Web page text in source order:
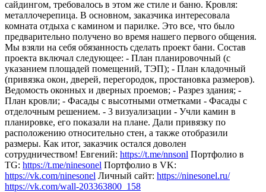
сайдингом, требовалось в этом же стиле и баню. Кровля:
металлочерепица. В основном, заказчика интересовала
комната отдыха с камином и парилке. Это все, что было
предварительно получено во время нашего первого общения.
Мы взяли на себя обязанность сделать проект бани. Состав
проекта включал следующее: - План планировочный (с
указанием площадей помещений, ТЭП); - План кладочный
(привязка окон, дверей, перегородок, простановка размеров).
Ведомость оконных и дверных проемов; - Разрез здания; -
План кровли; - Фасады с высотными отметками - Фасады с
отделочным решением. - 3 визуализации - Учли камин в
планировке, его показали на плане. Дали привязку по
расположению относительно стен, а также отобразили
размеры. Как итог, заказчик остался доволен
сотрудничеством! Евгений: https://t.me/nnsonl Портфолио в
TG: https://t.me/ninesonel Портфолио в VK:
https://vk.com/ninesonel Личный сайт: https://ninesonel.ru/
https://vk.com/wall-203363800_158